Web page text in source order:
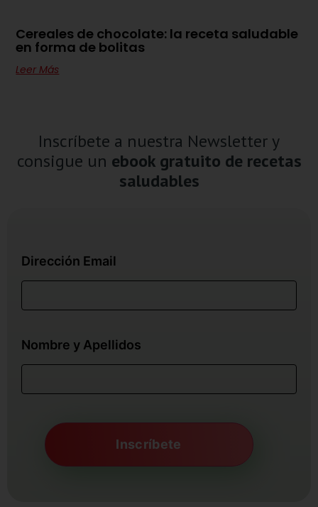
Cereales de chocolate: la receta saludable
en forma de bolitas
Leer Más
Inscríbete a nuestra Newsletter y
consigue un ebook gratuito de recetas
saludables
Dirección Email
Nombre y Apellidos